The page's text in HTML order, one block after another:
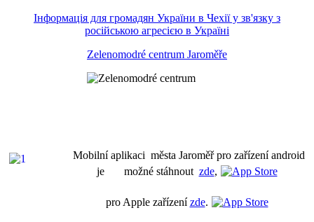
Інформація для громадян України в Чехії у зв'язку з
російською агресією в Україні
Zelenomodré centrum Jaroměře
Mobilní aplikaci města Jaroměř pro zařízení android
je možné stáhnout zde,
pro Apple zařízenízde.